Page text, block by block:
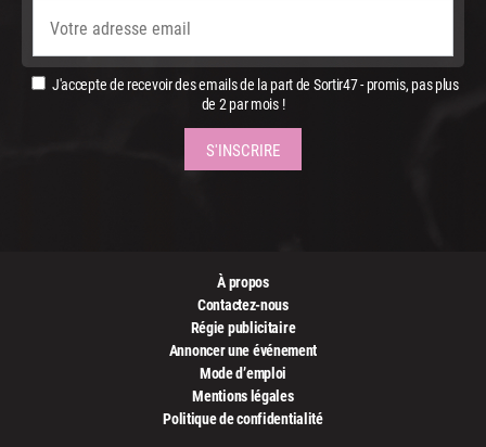
J'accepte de recevoir des emails de la part de Sortir47 - promis, pas plus
de 2 par mois !
À propos
Contactez-nous
Régie publicitaire
Annoncer une événement
Mode d’emploi
Mentions légales
Politique de confidentialité